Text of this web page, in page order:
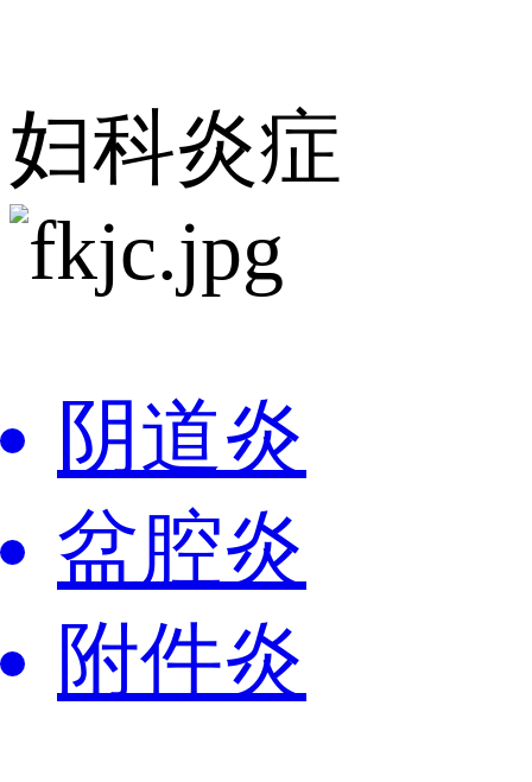
妇科炎症
阴道炎
盆腔炎
附件炎